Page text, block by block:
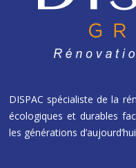
DISPAC spécialiste de la
écologiques et durables
les générations